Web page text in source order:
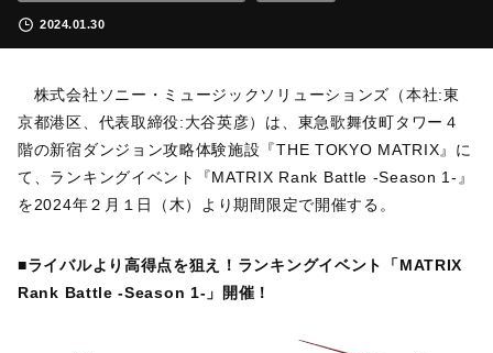
2024.01.30
株式会社ソニー・ミュージックソリューションズ（本社:東
京都港区、代表取締役:大谷英彦）は、東急歌舞伎町タワー４
階の新宿ダンジョン攻略体験施設『THE TOKYO MATRIX』に
て、ランキングイベント『MATRIX Rank Battle -Season 1-』
を2024年２月１日（木）より期間限定で開催する。
■ライバルより高得点を狙え！ランキングイベント「MATRIX
Rank Battle -Season 1-」開催！